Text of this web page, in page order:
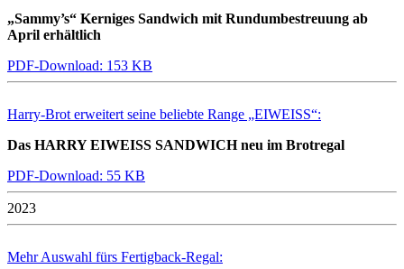
„Sammy’s“ Kerniges Sandwich mit Rundumbestreuung ab
April erhältlich
PDF-Download: 153 KB
Harry-Brot erweitert seine beliebte Range „EIWEISS“:
Das HARRY EIWEISS SANDWICH neu im Brotregal
PDF-Download: 55 KB
2023
Mehr Auswahl fürs Fertigback-Regal: